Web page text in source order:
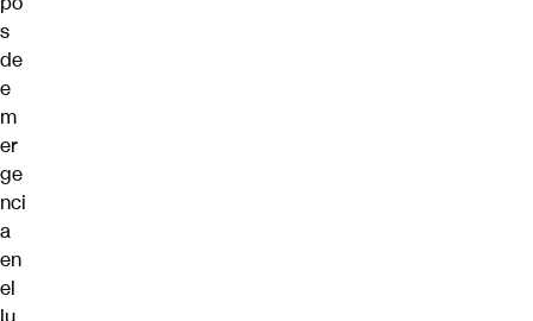
s
de
e
m
er
ge
nci
a
en
el